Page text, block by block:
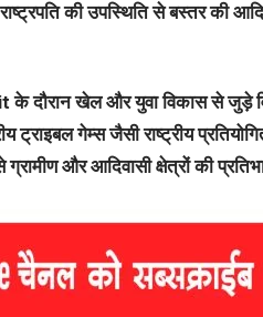
की उपस्थिति से बस्तर की
दौरान खेल और युवा विकास से जुड़े
ट्राइबल गेम्स जैसी राष्ट्रीय
और आदिवासी क्षेत्रों की